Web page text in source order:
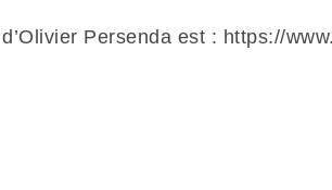
Persenda est : https://